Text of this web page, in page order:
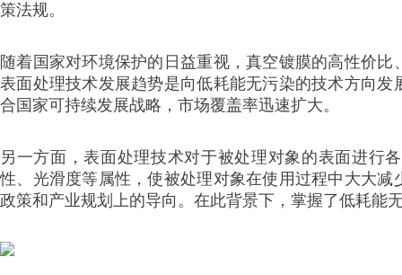
策法规。
随着国家对环境保护的日益重视，真空镀膜的高性价
表面处理技术发展趋势是向低耗能无污染的技术方向
合国家可持续发展战略，市场覆盖率迅速扩大。
另一方面，表面处理技术对于被处理对象的表面进行
性、光滑度等属性，使被处理对象在使用过程中大大
政策和产业规划上的导向。在此背景下，掌握了低耗能